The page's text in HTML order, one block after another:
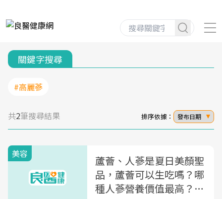
關鍵字搜尋
#高麗蔘
共2筆搜尋結果 排序依據： 發布日期
美容
蘆薈、人蔘是夏日美顏聖
品，蘆薈可以生吃嗎？哪
種人蔘營養價值最高？營